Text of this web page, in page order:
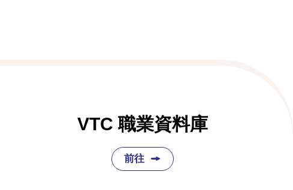
VTC 職業資料庫
前往